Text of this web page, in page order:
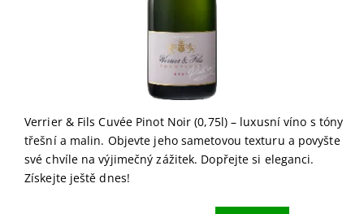
Verrier & Fils Cuvée Pinot Noir (0,75l) – luxusní víno s tóny
třešní a malin. Objevte jeho sametovou texturu a povyšte
své chvíle na výjimečný zážitek. Dopřejte si eleganci.
Získejte ještě dnes!